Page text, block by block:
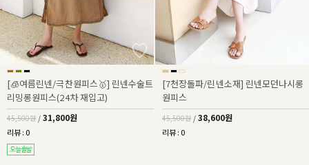
[🧊여름린넨/극찬원피스🥇] 린넨수술트
리밍롱원피스(24차 재입고)
45,500원 / 31,800원
리뷰 : 0
[7천장돌파/린넨소재] 린넨모던나시롱
원피스
45,500원 / 38,600원
리뷰 : 0